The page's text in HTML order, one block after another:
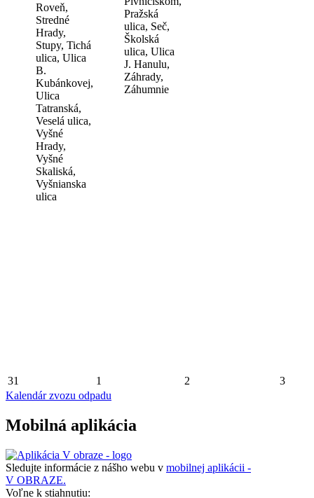
Roveň,
Stredné
Hrady,
Stupy, Tichá
ulica, Ulica
B.
Kubánkovej,
Ulica
Tatranská,
Veselá ulica,
Vyšné
Hrady,
Vyšné
Skaliská,
Vyšnianska
ulica
Pražská
ulica, Seč,
Školská
ulica, Ulica
J. Hanulu,
Záhrady,
Záhumnie
31 1 2
3
Kalendár zvozu odpadu
Mobilná aplikácia
Sledujte informácie z nášho webu v mobilnej aplikácii -
V OBRAZE.
Voľne k stiahnutiu: